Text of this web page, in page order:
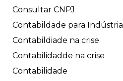
Consultar CNPJ
Contabildade para Indústria
Contabildiade na crise
Contabilidadde na crise
Contabilidade